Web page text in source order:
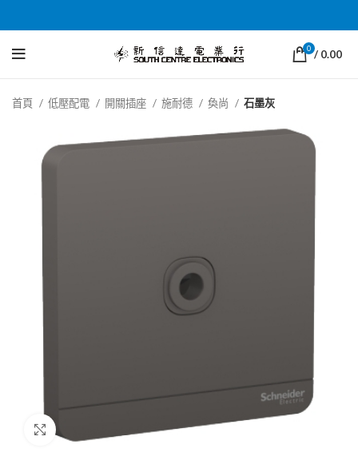
0 / 0.00
首頁 低壓配電 開關插座 施耐德 奐尚 石墨灰